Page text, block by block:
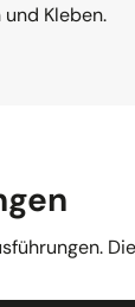
Kleben.